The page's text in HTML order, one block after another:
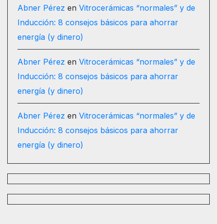
Abner Pérez en Vitrocerámicas “normales” y de
Inducción: 8 consejos básicos para ahorrar
energía (y dinero)
Abner Pérez en Vitrocerámicas “normales” y de
Inducción: 8 consejos básicos para ahorrar
energía (y dinero)
Abner Pérez en Vitrocerámicas “normales” y de
Inducción: 8 consejos básicos para ahorrar
energía (y dinero)